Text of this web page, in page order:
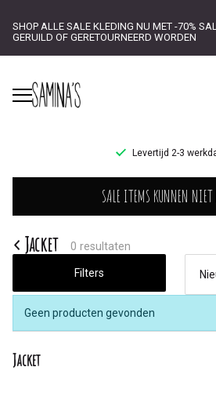
SHOP ALLE SALE KLEDING NU MET -70%
GERUILD OF GERETOURNEERD WORDEN
Levertijd 2-3
Jacket
Saminas
SALE ITEMS KUNNEN NIET
Jacket 0 resultaten
Filters
Geen producten gevonden
Jacket